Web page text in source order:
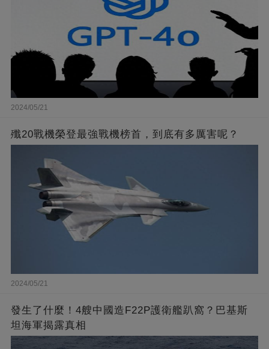
2024/05/21
殲20戰機榮登最強戰機榜首，到底有多厲害呢？
2024/05/21
發生了什麼！4艘中國造F22P護衛艦趴窩？巴基斯
坦海軍揭露真相